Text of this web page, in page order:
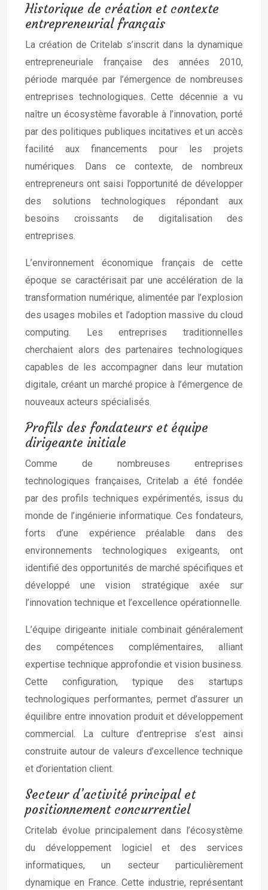
Historique de création et contexte
entrepreneurial français
La création de Critelab s’inscrit dans la dynamique
entrepreneuriale française des années 2010,
période marquée par l’émergence de nombreuses
entreprises technologiques. Cette décennie a vu
naître un écosystème favorable à l’innovation, porté
par des politiques publiques incitatives et un accès
facilité aux financements pour les projets
numériques. Dans ce contexte, de nombreux
entrepreneurs ont saisi l’opportunité de développer
des solutions technologiques répondant aux
besoins croissants de digitalisation des
entreprises.
L’environnement économique français de cette
époque se caractérisait par une accélération de la
transformation numérique, alimentée par l’explosion
des usages mobiles et l’adoption massive du cloud
computing. Les entreprises traditionnelles
cherchaient alors des partenaires technologiques
capables de les accompagner dans leur mutation
digitale, créant un marché propice à l’émergence de
nouveaux acteurs spécialisés.
Profils des fondateurs et équipe
dirigeante initiale
Comme de nombreuses entreprises
technologiques françaises, Critelab a été fondée
par des profils techniques expérimentés, issus du
monde de l’ingénierie informatique. Ces fondateurs,
forts d’une expérience préalable dans des
environnements technologiques exigeants, ont
identifié des opportunités de marché spécifiques et
développé une vision stratégique axée sur
l’innovation technique et l’excellence opérationnelle.
L’équipe dirigeante initiale combinait généralement
des compétences complémentaires, alliant
expertise technique approfondie et vision business.
Cette configuration, typique des startups
technologiques performantes, permet d’assurer un
équilibre entre innovation produit et développement
commercial. La culture d’entreprise s’est ainsi
construite autour de valeurs d’excellence technique
et d’orientation client.
Secteur d’activité principal et
positionnement concurrentiel
Critelab évolue principalement dans l’écosystème
du développement logiciel et des services
informatiques, un secteur particulièrement
dynamique en France. Cette industrie, représentant